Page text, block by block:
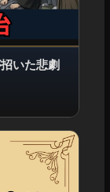
いた悲劇